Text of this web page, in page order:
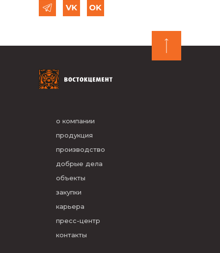
о компании
продукция
производство
добрые дела
объекты
закупки
карьера
пресс-центр
контакты